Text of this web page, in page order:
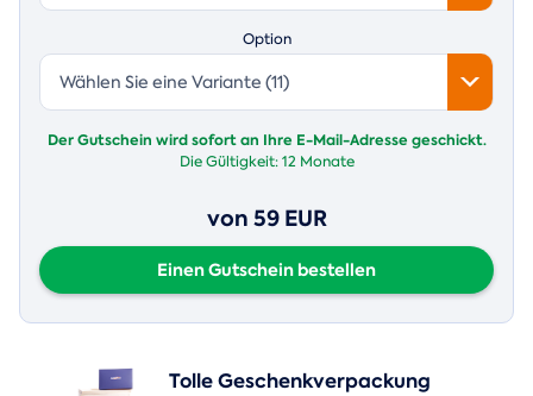
Option
Wählen Sie eine Variante (11)
Der Gutschein wird sofort an Ihre E-Mail-Adresse geschickt.
Die Gültigkeit:12 Monate
von 59 EUR
Einen Gutschein bestellen
Tolle Geschenkverpackung